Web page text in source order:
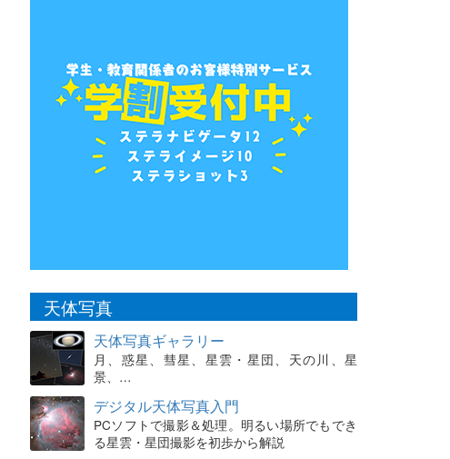
天体写真
天体写真ギャラリー
月、惑星、彗星、星雲・星団、天の川、星
景、…
デジタル天体写真入門
PCソフトで撮影＆処理。明るい場所でもでき
る星雲・星団撮影を初歩から解説